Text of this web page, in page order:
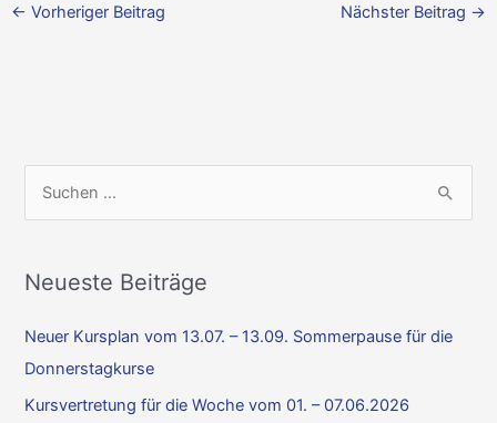
← Vorheriger Beitrag Nächster Beitrag →
h
n
n
a
Neueste Beiträge
Neuer Kursplan vom 13.07. – 13.09. Sommerpause für die
Donnerstagkurse
Kursvertretung für die Woche vom 01. – 07.06.2026